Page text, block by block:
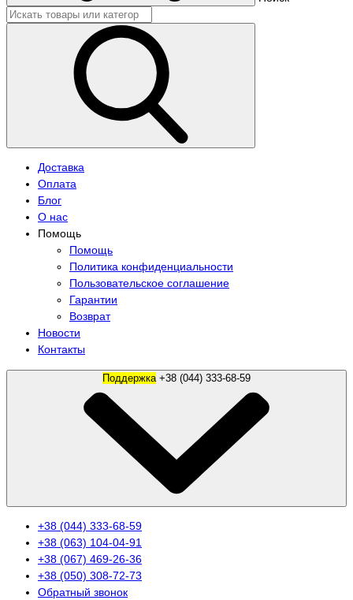
Доставка
Оплата
Блог
О нас
Помощь
Помощь
Политика конфиденциальности
Пользовательское соглашение
Гарантии
Возврат
Новости
Контакты
Поддержка
+38 (044) 333-68-59
+38 (063) 104-04-91
+38 (067) 469-26-36
+38 (050) 308-72-73
Обратный звонок